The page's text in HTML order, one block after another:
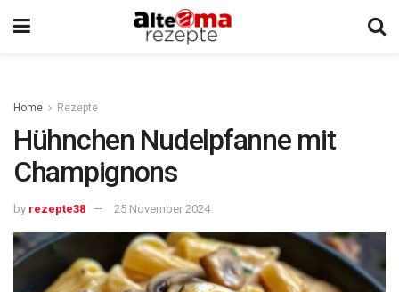
Home Rezepte
Hühnchen Nudelpfanne mit
Champignons
by rezepte38 25 November 2024